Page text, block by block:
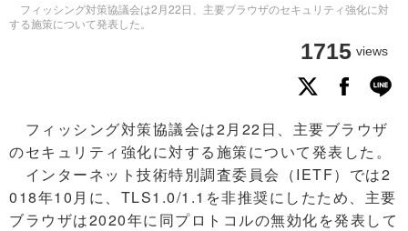
フィッシング対策協議会は2月22日、主要ブラウザのセキュリティ強化に対
する施策について発表した。
1715 views
フィッシング対策協議会は2月22日、主要ブラウザ
のセキュリティ強化に対する施策について発表した。
インターネット技術特別調査委員会（IETF）では2
018年10月に、TLS1.0/1.1を非推奨にしたため、主要
ブラウザは2020年に同プロトコルの無効化を発表して